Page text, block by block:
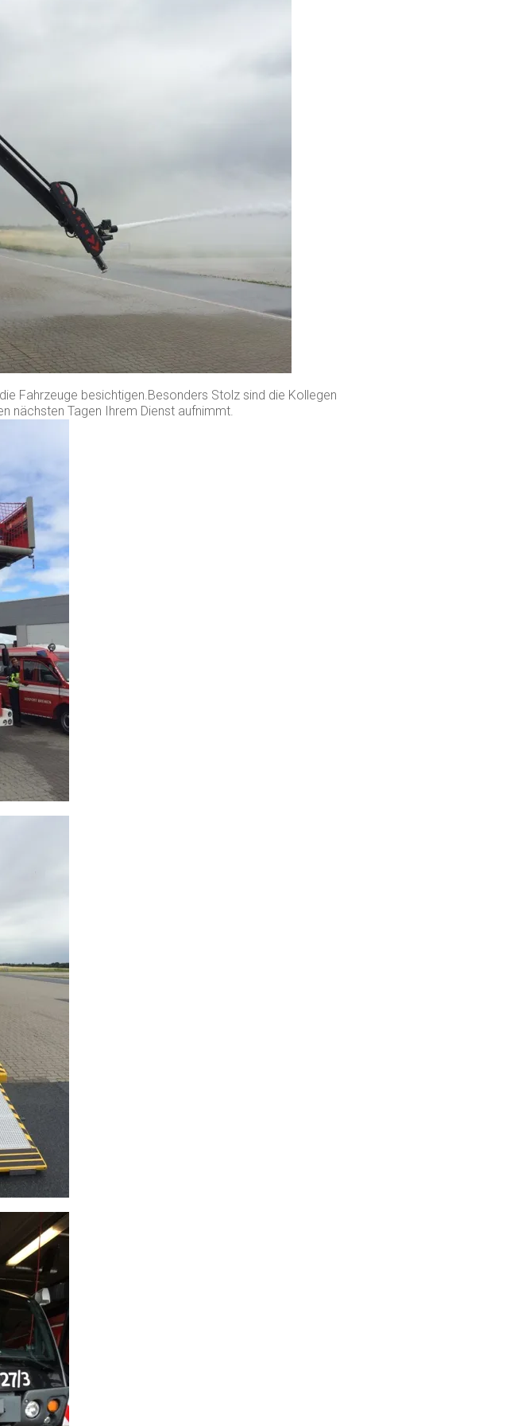
Fahrzeuge besichtigen.Besonders Stolz sind die Kollegen
nächsten Tagen Ihrem Dienst aufnimmt.